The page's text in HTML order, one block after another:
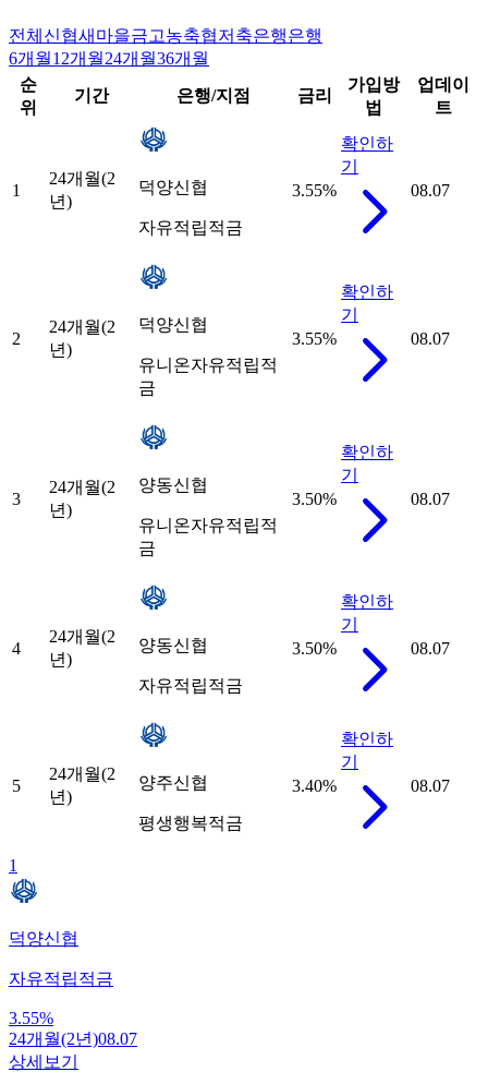
전체 신협새마을금고농축협저축은행은행
6개월12개월24개월36개월
순
위
기간 은행/지점 금리
가입방
법
업데이
트
1
24개월(2
년)
덕양신협
자유적립적금
3.55%
확인하
기
08.07
2
24개월(2
년)
덕양신협
유니온자유적립적
금
3.55%
확인하
기
08.07
3
24개월(2
년)
양동신협
유니온자유적립적
금
3.50%
확인하
기
08.07
4
24개월(2
년)
양동신협
자유적립적금
3.50%
확인하
기
08.07
5
24개월(2
년)
양주신협
평생행복적금
3.40%
확인하
기
08.07
1
덕양신협
자유적립적금
3.55%
24개월(2년)08.07
상세보기